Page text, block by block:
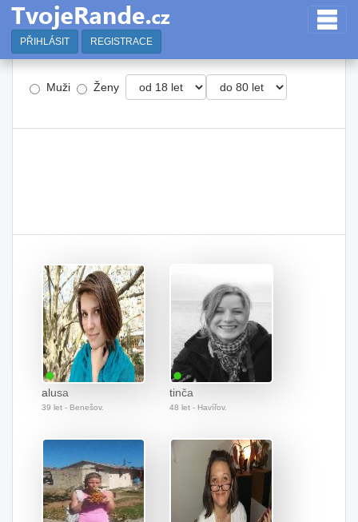
PŘIHLÁSIT REGISTRACE
Muži Ženy
alusa
39 let - Benešov.
tinča
48 let - Havířov.